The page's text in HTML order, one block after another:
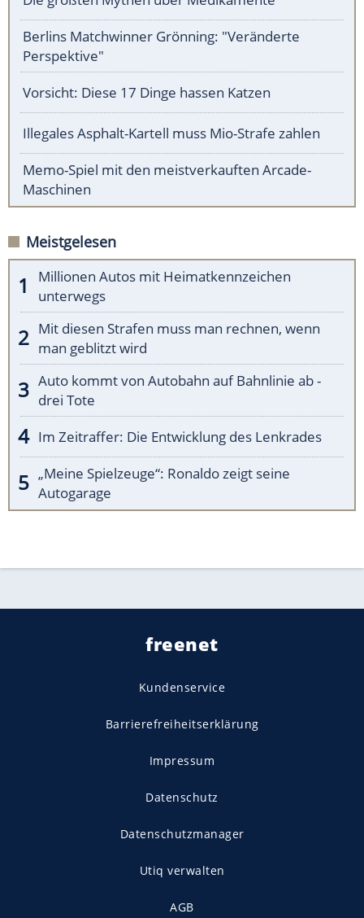
Berlins Matchwinner Grönning: "Veränderte
Perspektive"
Vorsicht: Diese 17 Dinge hassen Katzen
Illegales Asphalt-Kartell muss Mio-Strafe zahlen
Memo-Spiel mit den meistverkauften Arcade-
Maschinen
Meistgelesen
Millionen Autos mit Heimatkennzeichen
unterwegs
Mit diesen Strafen muss man rechnen, wenn
man geblitzt wird
Auto kommt von Autobahn auf Bahnlinie ab -
drei Tote
Im Zeitraffer: Die Entwicklung des Lenkrades
„Meine Spielzeuge“: Ronaldo zeigt seine
Autogarage
freenet
Kundenservice
Barrierefreiheitserklärung
Impressum
Datenschutz
Datenschutzmanager
Utiq verwalten
AGB